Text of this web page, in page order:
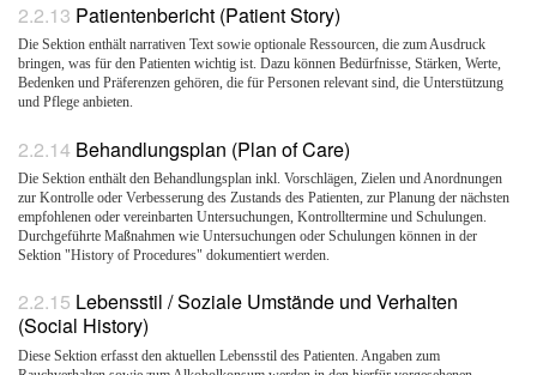
Patientenbericht (Patient Story)
Die Sektion enthält narrativen Text sowie optionale Ressourcen, die zum Ausdruck
bringen, was für den Patienten wichtig ist. Dazu können Bedürfnisse, Stärken, Werte,
Bedenken und Präferenzen gehören, die für Personen relevant sind, die Unterstützung
und Pflege anbieten.
Behandlungsplan (Plan of Care)
Die Sektion enthält den Behandlungsplan inkl. Vorschlägen, Zielen und Anordnungen
zur Kontrolle oder Verbesserung des Zustands des Patienten, zur Planung der nächsten
empfohlenen oder vereinbarten Untersuchungen, Kontrolltermine und Schulungen.
Durchgeführte Maßnahmen wie Untersuchungen oder Schulungen können in der
Sektion "History of Procedures" dokumentiert werden.
Lebensstil / Soziale Umstände und Verhalten
(Social History)
Diese Sektion erfasst den aktuellen Lebensstil des Patienten. Angaben zum